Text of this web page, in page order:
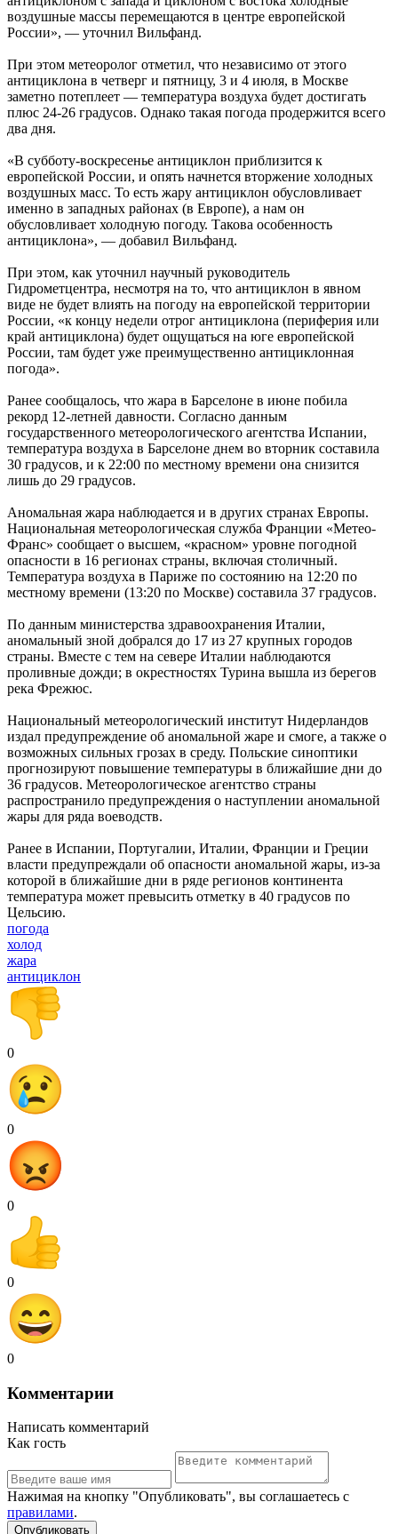
воздушные массы перемещаются в центре европейской
России», — уточнил Вильфанд.
При этом метеоролог отметил, что независимо от этого
антициклона в четверг и пятницу, 3 и 4 июля, в Москве
заметно потеплеет — температура воздуха будет достигать
плюс 24-26 градусов. Однако такая погода продержится всего
два дня.
«В субботу-воскресенье антициклон приблизится к
европейской России, и опять начнется вторжение холодных
воздушных масс. То есть жару антициклон обусловливает
именно в западных районах (в Европе), а нам он
обусловливает холодную погоду. Такова особенность
антициклона», — добавил Вильфанд.
При этом, как уточнил научный руководитель
Гидрометцентра, несмотря на то, что антициклон в явном
виде не будет влиять на погоду на европейской территории
России, «к концу недели отрог антициклона (периферия или
край антициклона) будет ощущаться на юге европейской
России, там будет уже преимущественно антициклонная
погода».
Ранее сообщалось, что жара в Барселоне в июне побила
рекорд 12-летней давности. Согласно данным
государственного метеорологического агентства Испании,
температура воздуха в Барселоне днем во вторник составила
30 градусов, и к 22:00 по местному времени она снизится
лишь до 29 градусов.
Аномальная жара наблюдается и в других странах Европы.
Национальная метеорологическая служба Франции «Метео-
Франс» сообщает о высшем, «красном» уровне погодной
опасности в 16 регионах страны, включая столичный.
Температура воздуха в Париже по состоянию на 12:20 по
местному времени (13:20 по Москве) составила 37 градусов.
По данным министерства здравоохранения Италии,
аномальный зной добрался до 17 из 27 крупных городов
страны. Вместе с тем на севере Италии наблюдаются
проливные дожди; в окрестностях Турина вышла из берегов
река Фрежюс.
Национальный метеорологический институт Нидерландов
издал предупреждение об аномальной жаре и смоге, а также о
возможных сильных грозах в среду. Польские синоптики
прогнозируют повышение температуры в ближайшие дни до
36 градусов. Метеорологическое агентство страны
распространило предупреждения о наступлении аномальной
жары для ряда воеводств.
Ранее в Испании, Португалии, Италии, Франции и Греции
власти предупреждали об опасности аномальной жары, из-за
которой в ближайшие дни в ряде регионов континента
температура может превысить отметку в 40 градусов по
Цельсию.
погода
холод
жара
антициклон
0
0
0
0
0
Комментарии
Написать комментарий
Как гость
Нажимая на кнопку "Опубликовать", вы соглашаетесь с
правилами.